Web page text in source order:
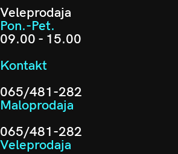
Veleprodaja
Pon.-Pet.
09.00 - 15.00
Kontakt
065/481-282
Maloprodaja
065/481-282
Veleprodaja